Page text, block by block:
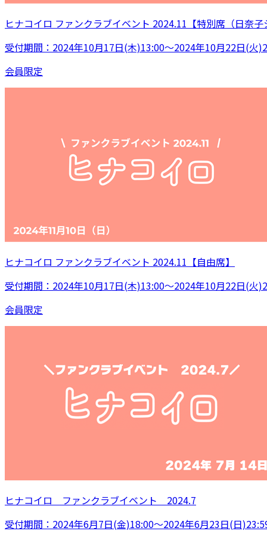
ヒナコイロ ファンクラブイベント 2024.11【特別席（日奈子
受付期間：2024年10月17日(木)13:00～2024年10月22日(火
会員限定
ヒナコイロ ファンクラブイベント 2024.11【自由席】
受付期間：2024年10月17日(木)13:00～2024年10月22日(火
会員限定
ヒナコイロ ファンクラブイベント 2024.7
受付期間：2024年6月7日(金)18:00～2024年6月23日(日